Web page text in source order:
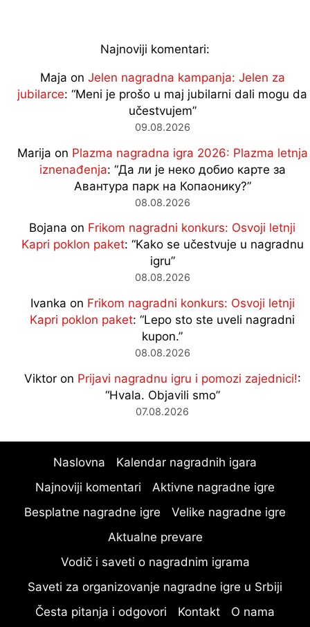
Najnoviji komentari:
Maja on Jelen nagradna kampanja: Jelen za
jubilarce: “Meni je prošo u maj jubilarni dali mogu da
učestvujem”
09.08.2026
Marija on Plazma nagradna igra 2026: Plazma letnja
iznenađenja: “Да ли је неко добио карте за
Авантура парк на Копаонику?”
08.08.2026
Bojana on Frikom nagradni konkurs: Osvoji letnji
Kapri poklon paket: “Kako se učestvuje u nagradnu
igru”
08.08.2026
Ivanka on Frikom nagradni konkurs: Osvoji letnji
Kapri poklon paket: “Lepo sto ste uveli nagradni
kupon.”
08.08.2026
Viktoron Prijavi nagradnu igru i pomozi zajednici!:
“Hvala. Objavili smo”
07.08.2026
Naslovna
Kalendar nagradnih igara
Najnoviji komentari
Aktivne nagradne igre
Besplatne nagradne igre
Velike nagradne igre
Aktualne prevare
Vodič i saveti o nagradnim igrama
Saveti za organizovanje nagradne igre u Srbiji
Česta pitanja i odgovori
Kontakt O nama